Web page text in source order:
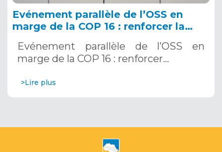
Evénement parallèle de l’OSS en
marge de la COP 16 : renforcer la
Systèmes d’Alerte Précoce
Multirisques. 12 décembre 2024
Evénement parallèle de l’OSS en
marge de la COP 16 : renforcer…
>Lire plus